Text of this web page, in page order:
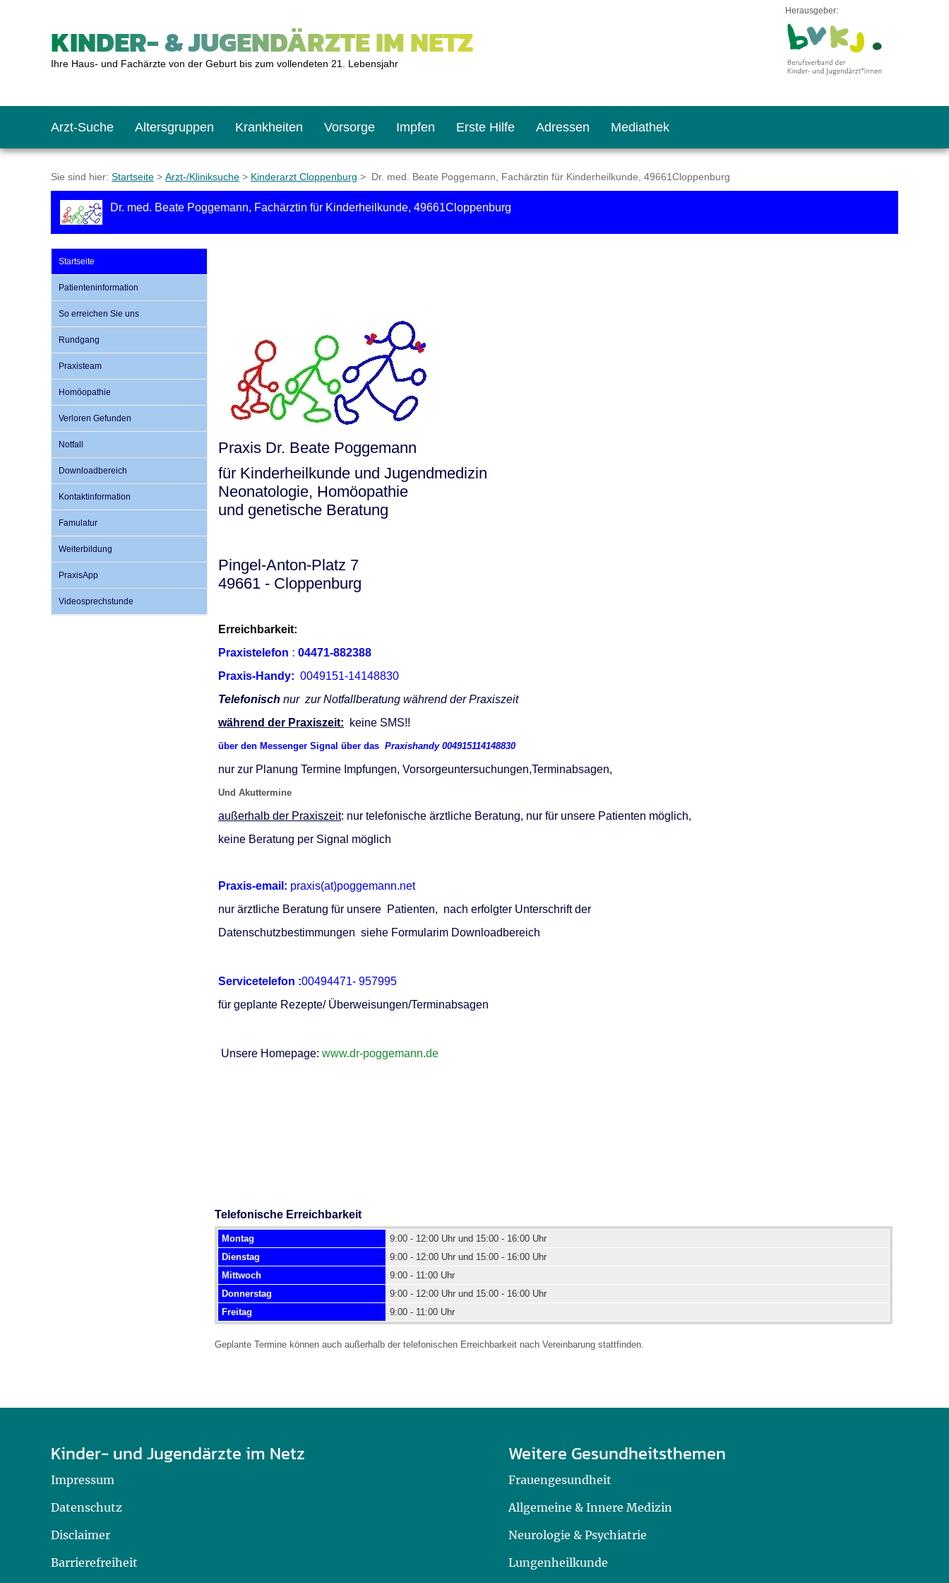
KINDER- & JUGENDÄRZTE IM NETZ
Ihre Haus- und Fachärzte von der Geburt bis zum vollendeten 21. Lebensjahr
Herausgeber:
Arzt-Suche Altersgruppen
Das erste Jahr
Krankheiten Vorsorge
Baby: U1 bis U6
Impfen
Impfkalender
Impfsicherheit
Häufige Fragen
Recht auf Impfung
Vorsorge- und Impferinnerung
Erste Hilfe
Notrufnummern
Notdienste
Adressen
Notdienste
Mediathek
BMI-Rechner
Empfehlungen zum Bildschirmmediengebrauch
Hörlexikon
Material zu den Vorsorgen
Entwicklungskalender
Familienzeit gesund gestalten
Sie sind hier: Startseite > Arzt-/Kliniksuche > Kinderarzt Cloppenburg > Dr. med. Beate Poggemann, Fachärztin für Kinderheilkunde, 49661Cloppenburg
Dr. med. Beate Poggemann, Fachärztin für Kinderheilkunde, 49661Cloppenburg
Startseite
Patienteninformation
So erreichen Sie uns
Rundgang
Praxisteam
Homöopathie
Verloren Gefunden
Notfall
Downloadbereich
Kontaktinformation
Famulatur
Weiterbildung
PraxisApp
Videosprechstunde
Praxis Dr. Beate Poggemann
für Kinderheilkunde und Jugendmedizin
Neonatologie, Homöopathie
und genetische Beratung
Pingel-Anton-Platz 7
49661 - Cloppenburg
Erreichbarkeit:
Praxistelefon : 04471-882388
Praxis-Handy: 0049151-14148830
Telefonisch nur zur Notfallberatung während der Praxiszeit
während der Praxiszeit: keine SMS!!
über den Messenger Signal über das Praxishandy 004915114148830
nur zur Planung Termine Impfungen, Vorsorgeuntersuchungen,Terminabsagen,
Und Akuttermine
außerhalb der Praxiszeit: nur telefonische ärztliche Beratung, nur für unsere Patienten möglich,
keine Beratung per Signal möglich
Praxis-email: praxis(at)poggemann.net
nur ärztliche Beratung für unsere Patienten, nach erfolgter Unterschrift der
Datenschutzbestimmungen siehe Formularim Downloadbereich
Servicetelefon :00494471- 957995
für geplante Rezepte/ Überweisungen/Terminabsagen
Unsere Homepage: www.dr-poggemann.de
Telefonische Erreichbarkeit
Montag
9:00 - 12:00 Uhr und 15:00 - 16:00 Uhr
Dienstag
9:00 - 12:00 Uhr und 15:00 - 16:00 Uhr
Mittwoch
9:00 - 11:00 Uhr
Donnerstag
9:00 - 12:00 Uhr und 15:00 - 16:00 Uhr
Freitag
9:00 - 11:00 Uhr
Geplante Termine können auch außerhalb der telefonischen Erreichbarkeit nach Vereinbarung stattfinden.
Kinder- und Jugendärzte im Netz
Impressum
Datenschutz
Disclaimer
Barrierefreiheit
Weitere Gesundheitsthemen
Frauengesundheit
Allgemeine & Innere Medizin
Neurologie & Psychiatrie
Lungenheilkunde